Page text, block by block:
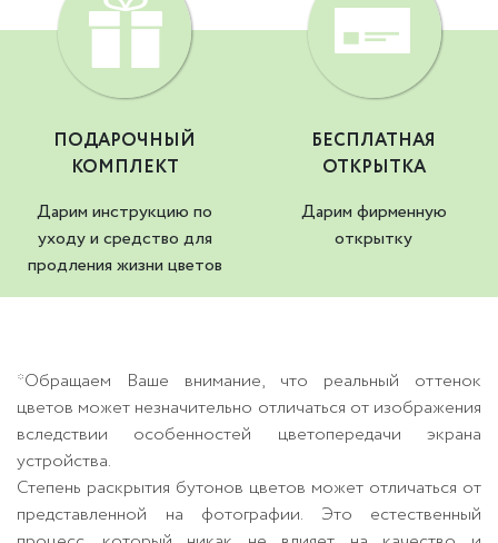
ПОДАРОЧНЫЙ
КОМПЛЕКТ
Дарим инструкцию по
уходу и средство для
продления жизни цветов
БЕСПЛАТНАЯ
ОТКРЫТКА
Дарим фирменную
открытку
*Обращаем Ваше внимание, что реальный оттенок
цветов может незначительно отличаться от изображения
вследствии особенностей цветопередачи экрана
устройства.
Степень раскрытия бутонов цветов может отличаться от
представленной на фотографии. Это естественный